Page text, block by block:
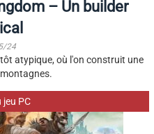
– Un builder
24
atypique, où l'on construit une
jeu PC